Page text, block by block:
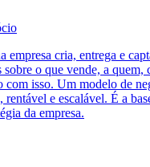
empresa cria, entrega e
o que vende, a quem,
com isso. Um modelo de
rentável e escalável. É a
da empresa.